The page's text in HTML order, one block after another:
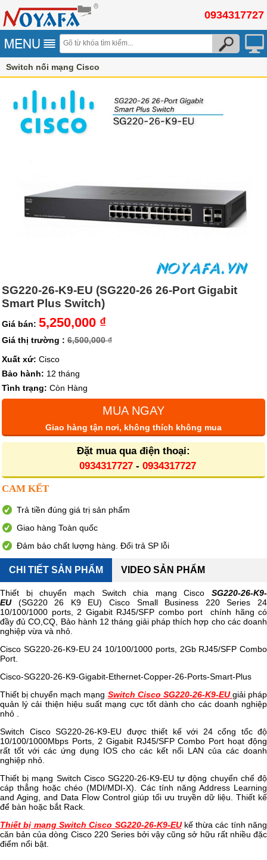
0934317727
Switch nối mạng Cisco
SG220-26-K9-EU (SG220-26 26-Port Gigabit
Smart Plus Switch)
Giá bán: 5,250,000 ₫
Giá thị trường : 6,500,000 ₫
Xuất xứ: Cisco
Bảo hành: 12 tháng
Tình trạng: Còn Hàng
MUA NGAY
Giao hàng tận nơi, không thích không mua
Đặt mua qua điện thoại:
0934317727- 0934317727
CAM KẾT
Trả tiền đúng giá trị sản phẩm
Giao hàng Toàn quốc
Đảm bảo chất lượng hàng. Đổi trả SP lỗi
CHI TIẾT SẢN PHẨM VIDEO SẢN PHẨM
Thiết bị chuyển mạch Switch chia mạng Cisco SG220-26-K9-
EU(SG220 26 K9 EU) Cisco Small Business 220 Series 24
10/100/1000 ports, 2 Gigabit RJ45/SFP combo port chính hãng có
đầy đủ CO,CQ, Bảo hành 12 tháng giải pháp thích hợp cho các doanh
nghiệp vừa và nhỏ.
Cisco SG220-26-K9-EU 24 10/100/1000 ports, 2Gb RJ45/SFP Combo
Port.
Cisco-SG220-26-K9-Gigabit-Ethernet-Copper-26-Ports-Smart-Plus
Thiết bị chuyển mạch mạng Switch Cisco SG220-26-K9-EU giải pháp
quản lý cải thiện hiệu suất mạng cực tốt dành cho các doanh nghiệp
nhỏ .
Switch Cisco SG220-26-K9-EU được thiết kế với 24 cổng tốc độ
10/100/1000Mbps Ports, 2 Gigabit RJ45/SFP Combo Port hoạt động
rất tốt với các ứng dụng IOS cho các kết nối LAN của các doanh
nghiệp nhỏ.
Thiết bị mạng Switch Cisco SG220-26-K9-EU tự động chuyển chế độ
cáp thẳng hoặc chéo (MDI/MDI-X). Các tính năng Address Learning
and Aging, and Data Flow Control giúp tối ưu truyền dữ liệu. Thiết kế
để bàn hoặc bắt Rack.
Thiết bị mạng Switch Cisco SG220-26-K9-EU kế thừa các tính năng
căn bản của dòng Cisco 220 Series bởi vậy cũng sở hữu rất nhiều đặc
điểm nổi bật.